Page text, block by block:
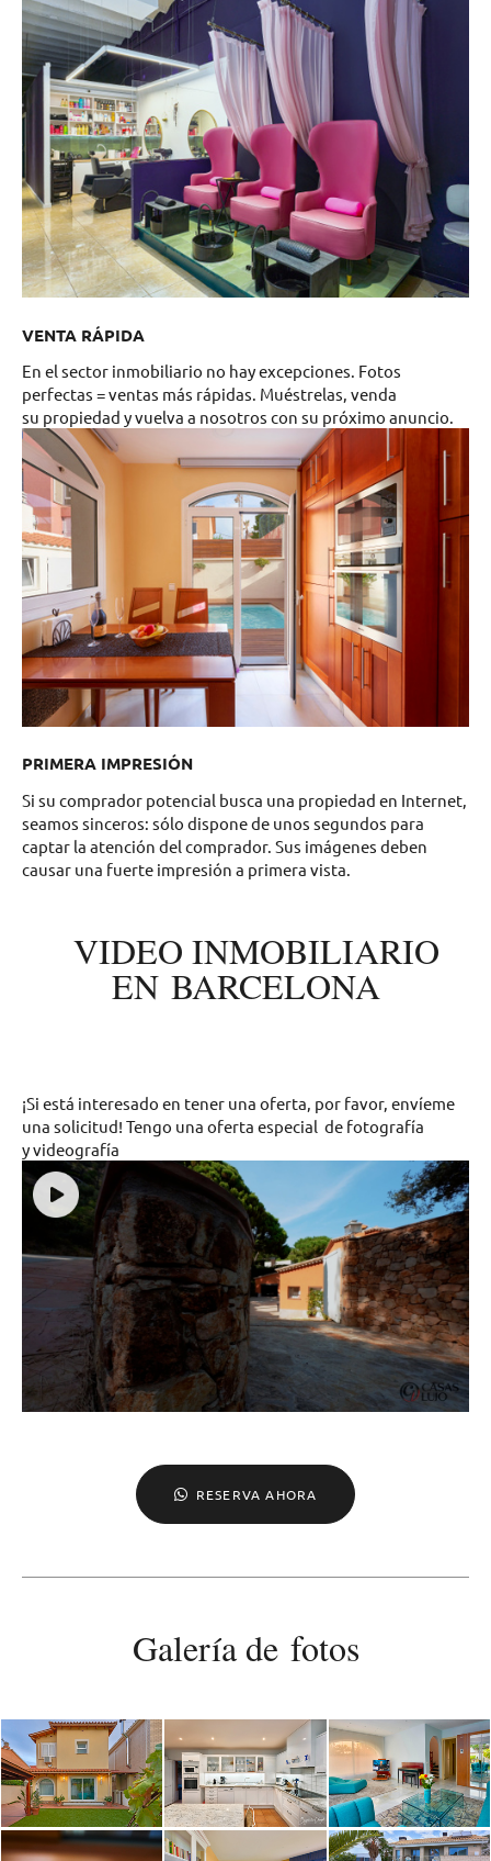
VENTA RÁPIDA
En el sector inmobiliario no hay excepciones. Fotos
perfectas = ventas más rápidas. Muéstrelas, venda
su propiedad y vuelva a nosotros con su próximo anuncio.
PRIMERA IMPRESIÓN
Si su comprador potencial busca una propiedad en Internet,
seamos sinceros: sólo dispone de unos segundos para
captar la atención del comprador. Sus imágenes deben
causar una fuerte impresión a primera vista.
VIDEO INMOBILIARIO
EN BARCELONA
¡Si está interesado en tener una oferta, por favor, envíeme
una solicitud! Tengo una oferta especial de fotografía
y videografía
RESERVA AHORA
Galería de fotos